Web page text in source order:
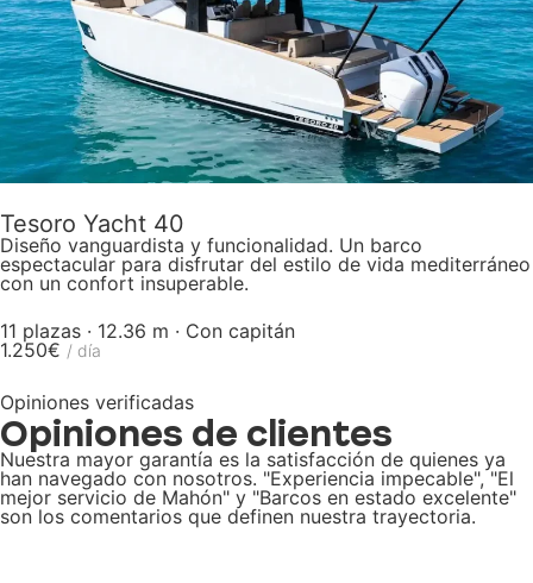
Tesoro Yacht 40
Diseño vanguardista y funcionalidad. Un barco
espectacular para disfrutar del estilo de vida mediterráneo
con un confort insuperable.
11 plazas · 12.36 m · Con capitán
1.250€ / día
Opiniones verificadas
Opiniones de clientes
Nuestra mayor garantía es la satisfacción de quienes ya
han navegado con nosotros. "Experiencia impecable", "El
mejor servicio de Mahón" y "Barcos en estado excelente"
son los comentarios que definen nuestra trayectoria.